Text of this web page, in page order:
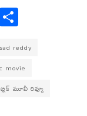
M
es
re
reddy
movie
మూవీ రివ్యూ